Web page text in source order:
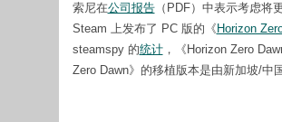
索尼在公司报告（PDF）中表示考虑将
Steam 上发布了 PC 版的《 Horizon
steamspy 的统计，《Horizon Zero
Zero Dawn》的移植版本是由新加坡/中